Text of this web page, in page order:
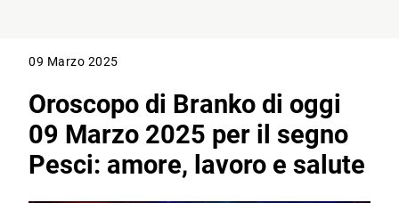
09 Marzo 2025
Oroscopo di Branko di oggi
09 Marzo 2025 per il segno
Pesci: amore, lavoro e salute